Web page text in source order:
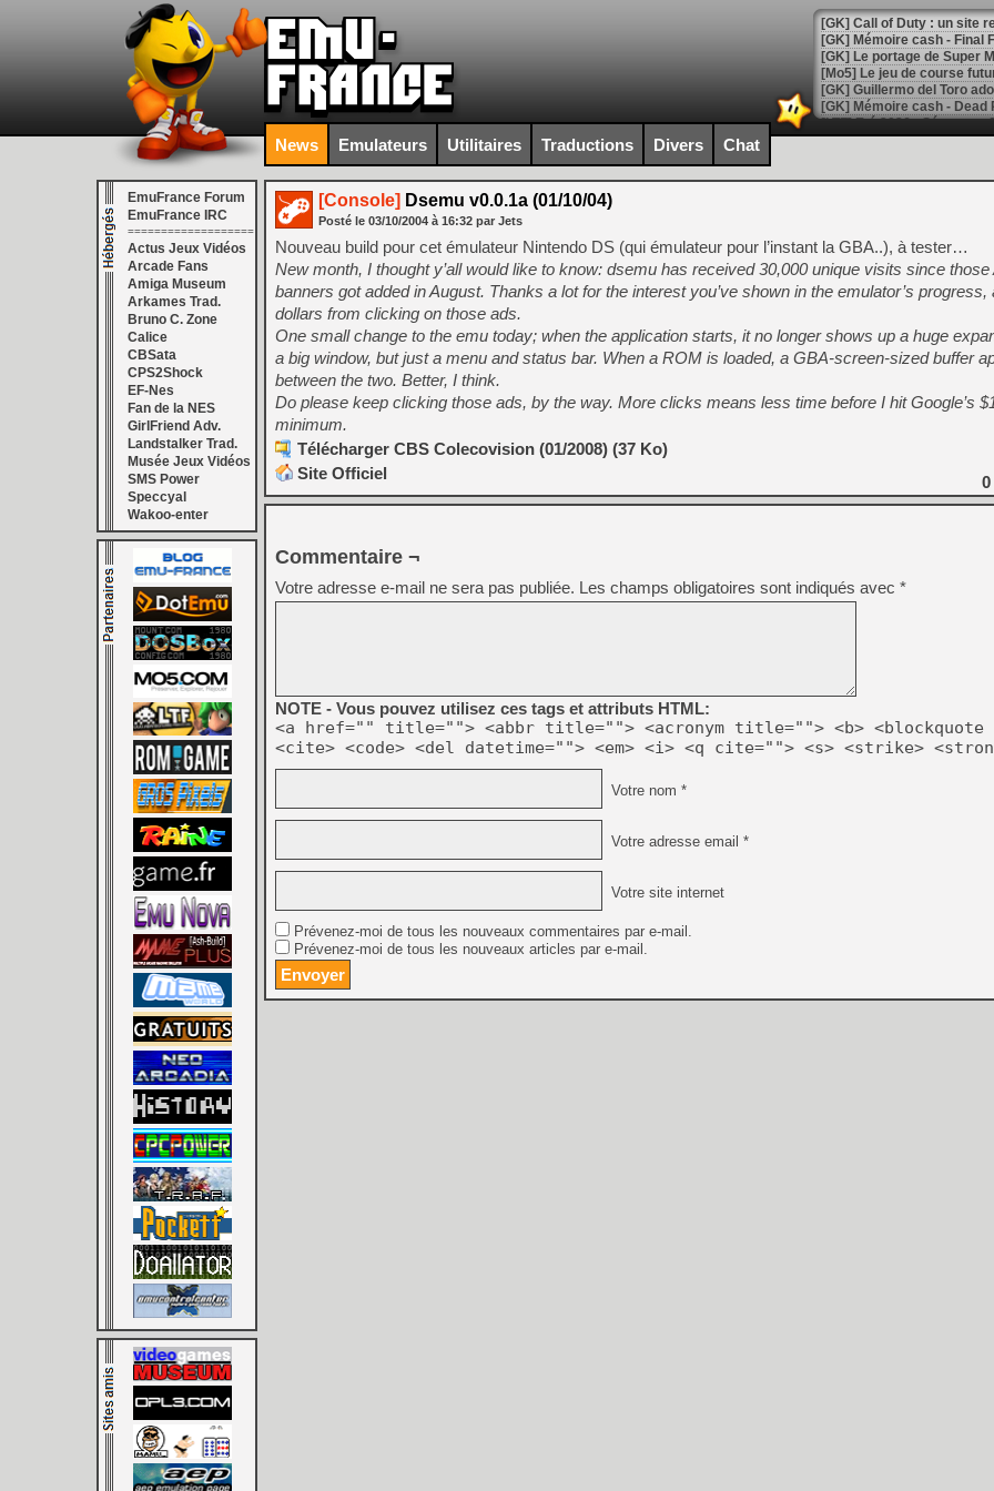
[GK] Le portage de Super
[Mo5] Le jeu de course
[GK] Guillermo del Toro
[LTF] Eté 2026 - Séquence
[GK] Mistfall Hunter :
[GK] Wo Long 2 évolue
[GK] Crossfire : un TPS à
[LS] [PS5] Premiers
[Mo5] DOOM arrive en
[GK] Bethesda fête les 30
[GK] Roblox : l'action en
[GK] Agenda - GeForce
[LS] [PS5] ps5-y2jb-
[GK] Pourquoi Marvel
[GK] GTA 6 : Rockstar
[GK] Hot Wheels Infinite
[GK] Mémoire cash -
[GK] Résultats Nintendo :
[GK] Déjà des
[Mo5] Brickboy cherche à
[GK] Minecraft et ses «
[GK] Beast of
[GK] Ubisoft : fin de partie
[GK] Mémoire cash -
[GK] Dan Houser (GTA)
[GK] Comment EA Sports
[GK] Crimson Moon : un
[GK] Isle of Reveries : le
News Emulateurs Utilitaires Traductions Divers Chat
EmuFrance Forum
EmuFrance IRC
===================
Actus Jeux Vidéos
Arcade Fans
Amiga Museum
Arkames Trad.
Bruno C. Zone
Calice
CBSata
CPS2Shock
EF-Nes
Fan de la NES
GirlFriend Adv.
Landstalker Trad.
Musée Jeux Vidéos
SMS Power
Speccyal
Wakoo-enter
[Console] Dsemu v0.0.1a (01/10/04)
Posté le 03/10/2004 à 16:32 par Jets
Nouveau build pour cet émulateur Nintendo DS (qui émulateur pour l’instant la GBA..), à tester…
New month, I thought y’all would like to know: dsemu has received 30,000 unique visits since those
banners got added in August. Thanks a lot for the interest you’ve shown in the emulator’s progress,
dollars from clicking on those ads.
One small change to the emu today; when the application starts, it no longer shows up a huge
a big window, but just a menu and status bar. When a ROM is loaded, a GBA-screen-sized buffer
between the two. Better, I think.
Do please keep clicking those ads, by the way. More clicks means less time before I hit Google’s
minimum.
Télécharger CBS Colecovision (01/2008) (37 Ko)
Site Officiel
0
Commentaire ¬
Votre adresse e-mail ne sera pas publiée. Les champs obligatoires sont indiqués avec *
NOTE - Vous pouvez utilisez ces tags et attributs HTML:
<a href="" title=""> <abbr title=""> <acronym title=""> <b> <blockquote
<cite> <code> <del datetime=""> <em> <i> <q cite=""> <s> <strike>
Votre nom *
Votre adresse email *
Votre site internet
Prévenez-moi de tous les nouveaux commentaires par e-mail.
Prévenez-moi de tous les nouveaux articles par e-mail.